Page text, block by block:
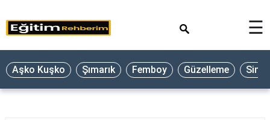
☰
Aşko Kuşko Şımarık Femboy Güzelleme